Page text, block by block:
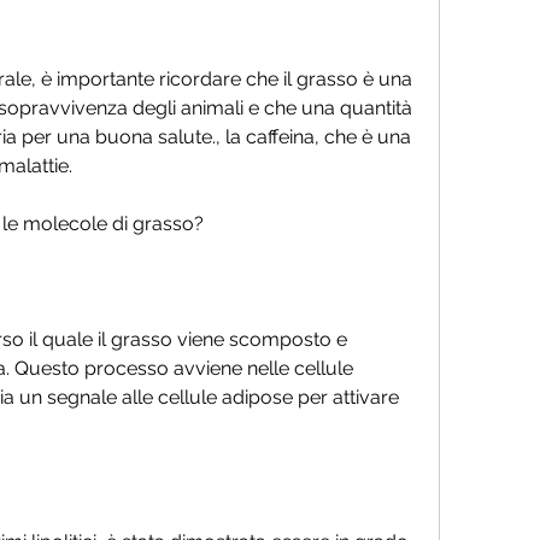
degli animali e che una quantità
per una buona salute., la caffeina, che è una
molecole di grasso?
il quale il grasso viene scomposto e
Questo processo avviene nelle cellule
un segnale alle cellule adipose per attivare